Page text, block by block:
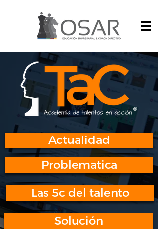
Actualidad
Problematica
Las 5c del talento
Solución